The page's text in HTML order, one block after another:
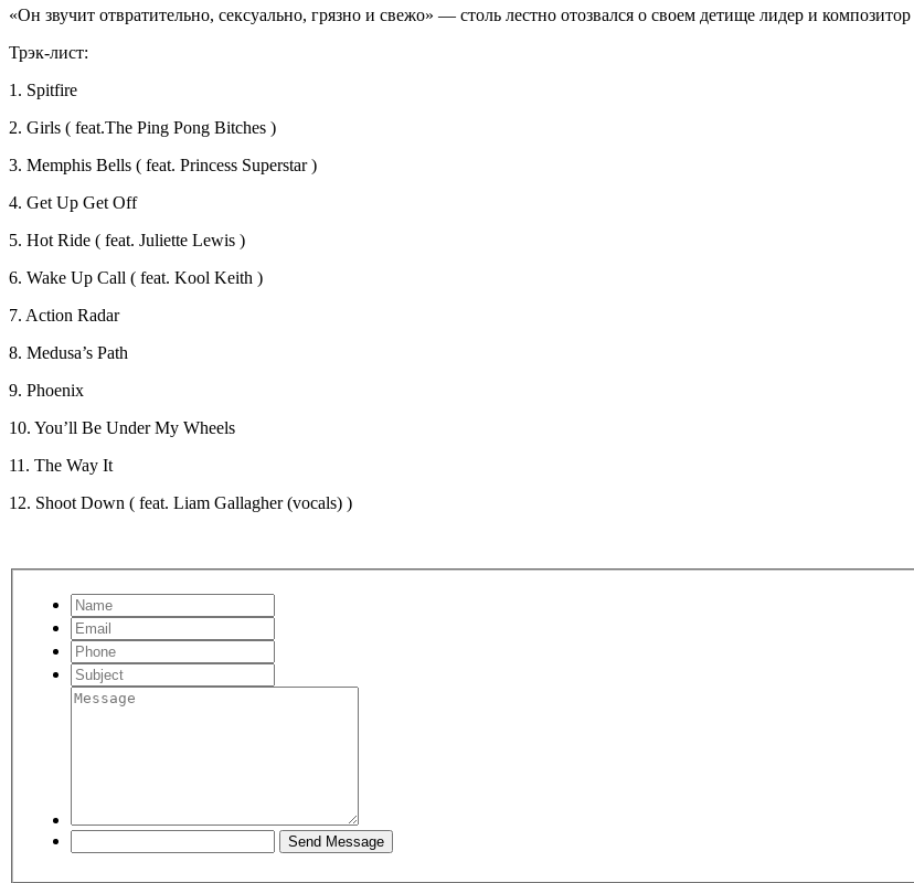
«Он звучит отвратительно, сексуально, грязно и свежо» — столь лестно отозвался о своем детище лидер и
Трэк-лист:
1. Spitfire
2. Girls ( feat.The Ping Pong Bitches )
3. Memphis Bells ( feat. Princess Superstar )
4. Get Up Get Off
5. Hot Ride ( feat. Juliette Lewis )
6. Wake Up Call ( feat. Kool Keith )
7. Action Radar
8. Medusa’s Path
9. Phoenix
10. You’ll Be Under My Wheels
11. The Way It
12. Shoot Down ( feat. Liam Gallagher (vocals) )